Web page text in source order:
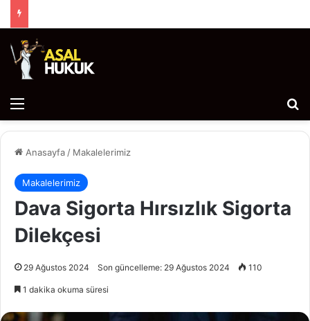
Menü
Anasayfa / Makalelerimiz
Makalelerimiz
Dava Sigorta Hırsızlık Sigorta
Dilekçesi
29 Ağustos 2024 Son güncelleme: 29 Ağustos 2024 110
1 dakika okuma süresi